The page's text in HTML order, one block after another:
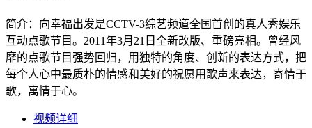
简介： 向幸福出发是CCTV-3综艺频道全国首创的真人秀娱乐
互动点歌节目。2011年3月21日全新改版、重磅亮相。曾经风
靡的点歌节目强势回归，用独特的角度、创新的表达方式，把
每个人心中最质朴的情感和美好的祝愿用歌声来表达，寄情于
歌，寓情于心。
视频详细